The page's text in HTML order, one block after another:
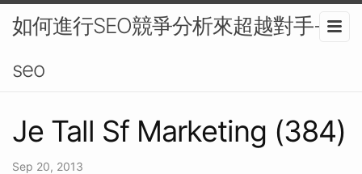
如何進行SEO競爭分析來超越對手-
seo
Je Tall Sf Marketing (384)
Sep 20, 2013